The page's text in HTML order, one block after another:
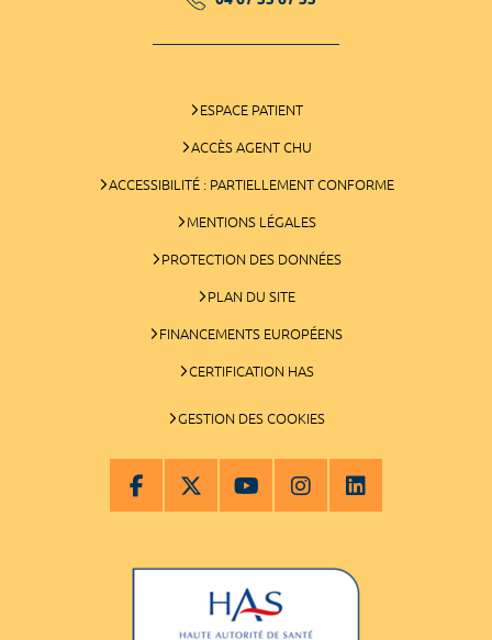
ESPACE PATIENT
ACCÈS AGENT CHU
ACCESSIBILITÉ : PARTIELLEMENT CONFORME
MENTIONS LÉGALES
PROTECTION DES DONNÉES
PLAN DU SITE
FINANCEMENTS EUROPÉENS
CERTIFICATION HAS
GESTION DES COOKIES